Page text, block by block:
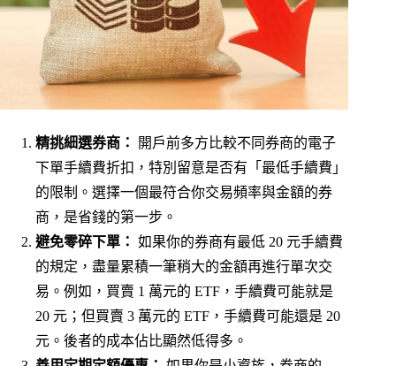
精挑細選券商：
開戶前多方比較不同券商的電子
下單手續費折扣，特別留意是否有「最低手續費」
的限制。選擇一個最符合你交易頻率與金額的券
商，是省錢的第一步。
避免零碎下單： 如果你的券商有最低 20 元手續費
的規定，盡量累積一筆稍大的金額再進行單次交
易。例如，買賣 1 萬元的 ETF，手續費可能就是
20 元；但買賣 3 萬元的 ETF，手續費可能還是 20
元。後者的成本佔比顯然低得多。